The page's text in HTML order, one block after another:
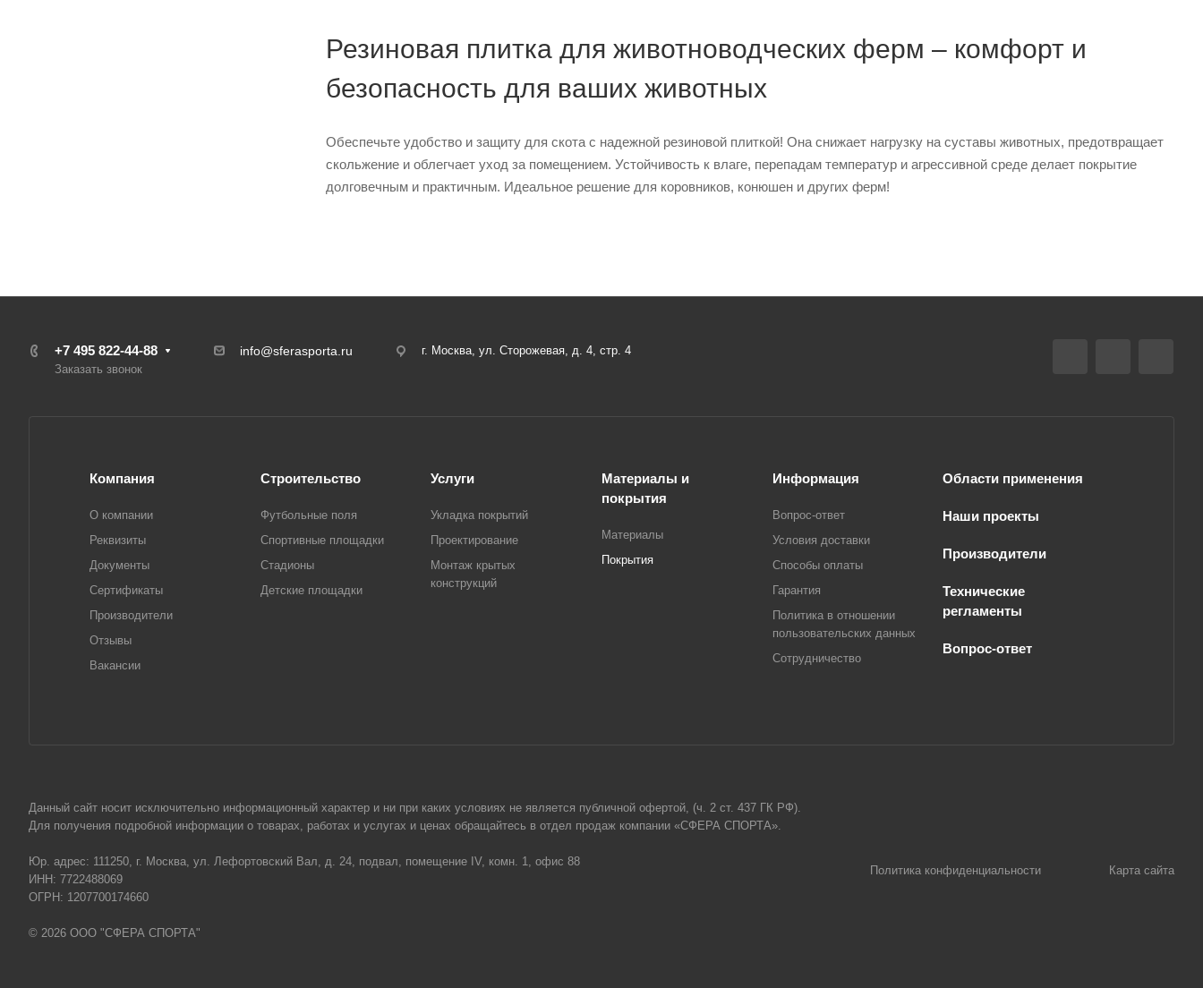
Резиновая плитка для животноводческих ферм – комфорт и
безопасность для ваших животных
Обеспечьте удобство и защиту для скота с надежной резиновой плиткой! Она снижает нагрузку на суставы животных, предотвращает
скольжение и облегчает уход за помещением. Устойчивость к влаге, перепадам температур и агрессивной среде делает покрытие
долговечным и практичным. Идеальное решение для коровников, конюшен и других ферм!
+7 495 822-44-88
Заказать звонок
info@sferasporta.ru г. Москва, ул. Сторожевая, д. 4, стр. 4
Компания
О компании
Реквизиты
Документы
Сертификаты
Производители
Отзывы
Вакансии
Строительство
Футбольные поля
Спортивные площадки
Стадионы
Детские площадки
Услуги
Укладка покрытий
Проектирование
Монтаж крытых
конструкций
Материалы и
покрытия
Материалы
Покрытия
Информация
Вопрос-ответ
Условия доставки
Способы оплаты
Гарантия
Политика в отношении
пользовательских данных
Сотрудничество
Области применения
Наши проекты
Производители
Технические
регламенты
Вопрос-ответ
Данный сайт носит исключительно информационный характер и ни при каких условиях не является публичной офертой, (ч. 2 ст. 437 ГК РФ).
Для получения подробной информации о товарах, работах и услугах и ценах обращайтесь в отдел продаж компании «СФЕРА СПОРТА».
Юр. адрес: 111250, г. Москва, ул. Лефортовский Вал, д. 24, подвал, помещение IV, комн. 1, офис 88
ИНН: 7722488069
ОГРН: 1207700174660
© 2026 ООО "СФЕРА СПОРТА"
Политика конфиденциальности Карта сайта